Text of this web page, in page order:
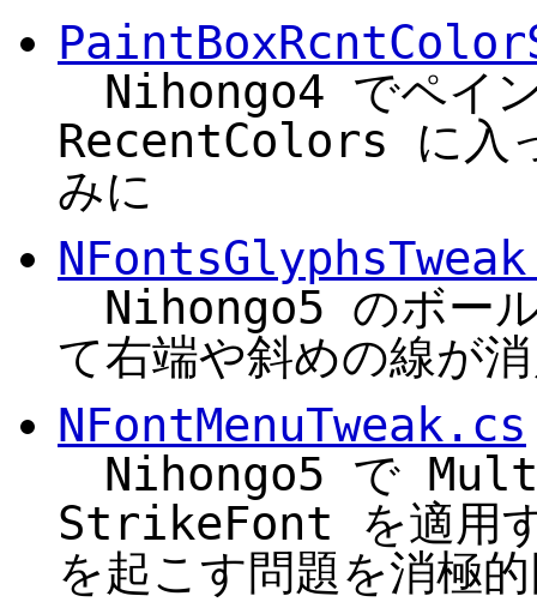
Nihongo4 でペイ
RecentColors に入
みに
Nihongo5 のボール
て右端や斜めの線が
NFontMenuTweak.cs
Nihongo5 で
StrikeFont を適用す
を起こす問題を消極